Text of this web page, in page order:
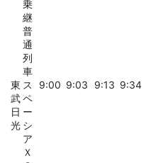
乗
継
普
通
列
車
東
武
日
光
ス
ペ
ー
シ
ア
Ｘ
9:00 9:03 9:13 9:34